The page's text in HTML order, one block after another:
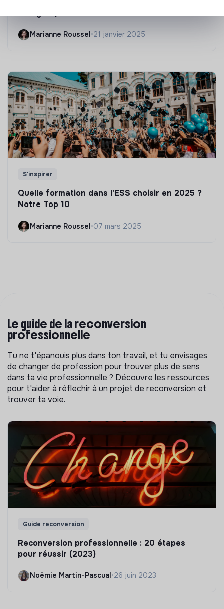
Marianne Roussel•21 janvier 2025
S'inspirer
Quelle formation dans l'ESS choisir en 2025 ?
Notre Top 10
Marianne Roussel•07 mars 2025
Le guide de la reconversion
professionnelle
Tu ne t'épanouis plus dans ton travail, et tu envisages
de changer de profession pour trouver plus de sens
dans ta vie professionnelle ? Découvre les ressources
pour t'aider à réflechir à un projet de reconversion et
trouver ta voie.
Guide reconversion
Reconversion professionnelle : 20 étapes
pour réussir (2023)
Noëmie Martin-Pascual •26 juin 2023